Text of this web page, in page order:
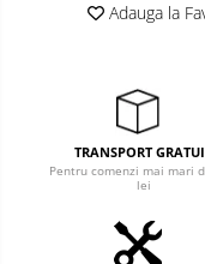
USB Hub Adauga la
TRANSPORT
Pentru comenzi mai mari
lei